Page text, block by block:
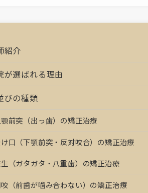
紹介
が選ばれる理由
びの種類
前突（出っ歯）の矯正治療
口（下顎前突・反対咬合）の矯正治療
（ガタガタ・八重歯）の矯正治療
（前歯が噛み合わない）の矯正治療